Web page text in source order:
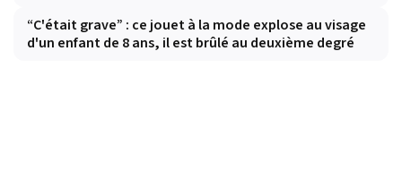
“C'était grave” : ce jouet à la mode explose au visage
d'un enfant de 8 ans, il est brûlé au deuxième degré